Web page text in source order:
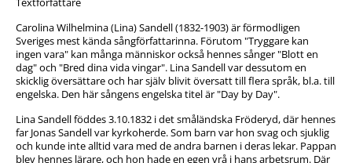
Carolina Wilhelmina (Lina) Sandell (1832-1903) är förmodligen
Sveriges mest kända sångförfattarinna. Förutom "Tryggare kan
ingen vara" kan många människor också hennes sånger "Blott en
dag" och "Bred dina vida vingar". Lina Sandell var dessutom en
skicklig översättare och har själv blivit översatt till flera språk, bl.a. till
engelska. Den här sångens engelska titel är "Day by Day".
Lina Sandell föddes 3.10.1832 i det småländska Fröderyd, där hennes
far Jonas Sandell var kyrkoherde. Som barn var hon svag och sjuklig
och kunde inte alltid vara med de andra barnen i deras lekar. Pappan
blev hennes lärare, och hon hade en egen vrå i hans arbetsrum. Där